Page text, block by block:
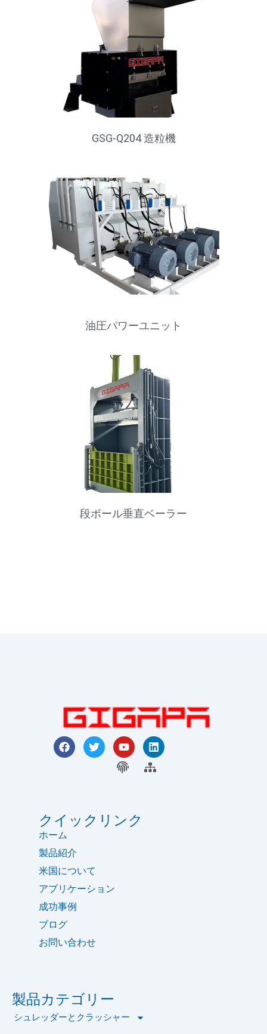
GSG-Q204 造粒機
油圧パワーユニット
段ボール垂直ベーラー
フ
ェ
ツ
イ
Y
o
u
t
リ
ン
ト
指
紋
サ
イ
クイックリンク
ホーム
製品紹介
米国について
アプリケーション
成功事例
ブログ
お問い合わせ
製品カテゴリー
シュレッダーとクラッシャー